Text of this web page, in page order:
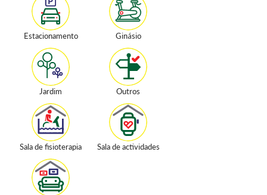
Estacionamento Ginásio
Jardim Outros
Sala de fisioterapia Sala de actividades